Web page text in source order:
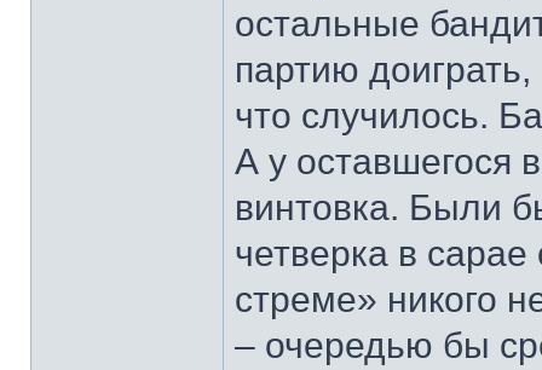
остальные
партию
что случилось.
А у оставшегося
винтовка. Были
четверка в
стреме» никого
– очередью бы